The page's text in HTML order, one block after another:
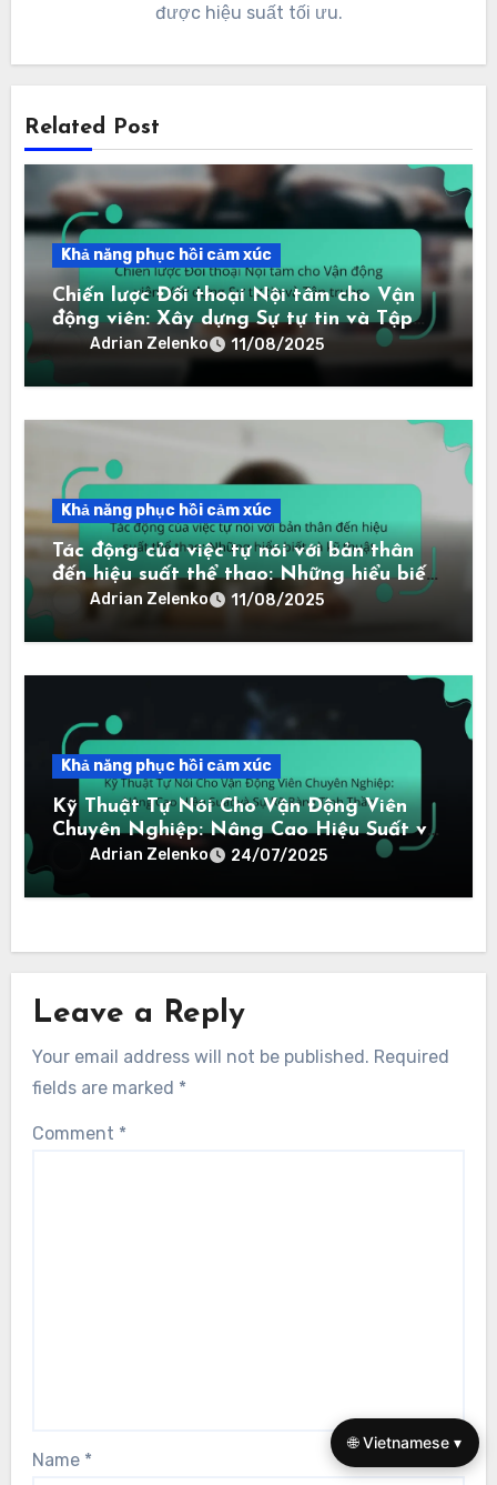
được hiệu suất tối ưu.
Related Post
Khả năng phục hồi cảm xúc
Chiến lược Đối thoại Nội tâm cho Vận
động viên: Xây dựng Sự tự tin và Tập
trungAdrian Zelenko 11/08/2025
Khả năng phục hồi cảm xúc
Tác động của việc tự nói với bản thân
đến hiệu suất thể thao: Những hiểu biết
và kỹ thuật
Adrian Zelenko 11/08/2025
Khả năng phục hồi cảm xúc
Kỹ Thuật Tự Nói Cho Vận Động Viên
Chuyên Nghiệp: Nâng Cao Hiệu Suất và
Sự Rõ Ràng Tinh Thần
Adrian Zelenko 24/07/2025
Leave a Reply
Your email address will not be published. Required
fields are marked *
Comment *
Name *
🌐 Vietnamese ▾